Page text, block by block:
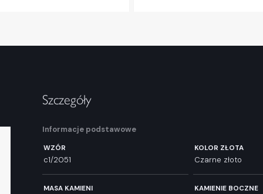
Szczegóły
Informacje podstawowe
WZÓR
c1/2051
KOLOR ZŁOTA
Czarne złoto
MASA KAMIENI KAMIENIE BOCZNE